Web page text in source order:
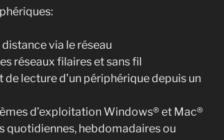
via le réseau
réseaux filaires et sans fil
de lecture d’un périphérique depuis un
d’exploitation Windows® et Mac®
quotidiennes, hebdomadaires ou